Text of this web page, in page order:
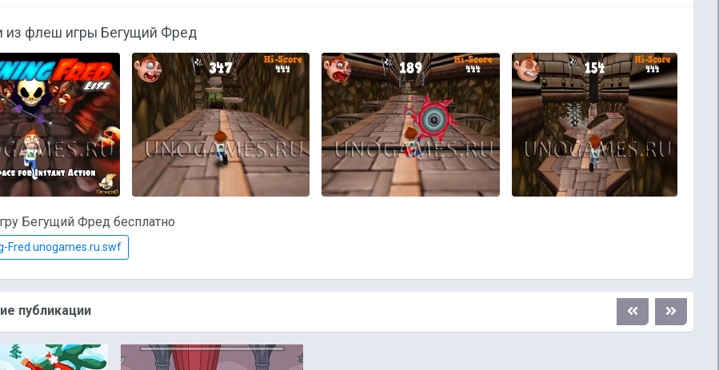
из флеш игры Бегущий Фред
Бегущий Фред бесплатно
Fred.unogames.ru.swf
публикации